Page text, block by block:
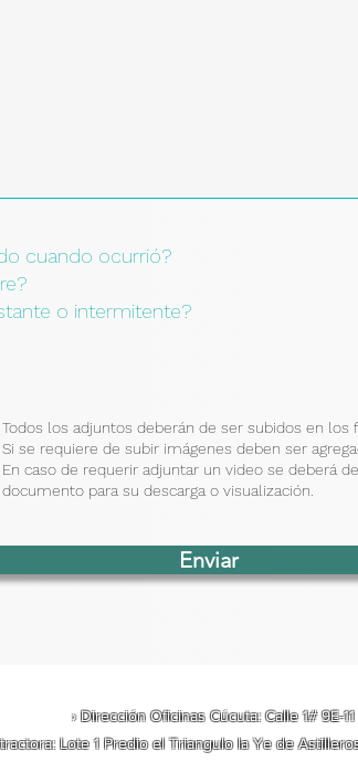
cuando ocurrió?
o intermitente?
Todos los adjuntos deberán de ser subidos en
Si se requiere de subir imágenes deben ser
En caso de requerir adjuntar un video se deberá
documento para su descarga o visualización.
Enviar
› Dirección Oficinas Cúcuta: Calle 1# 9E-
Lote 1 Predio el Triangulo la Ye de